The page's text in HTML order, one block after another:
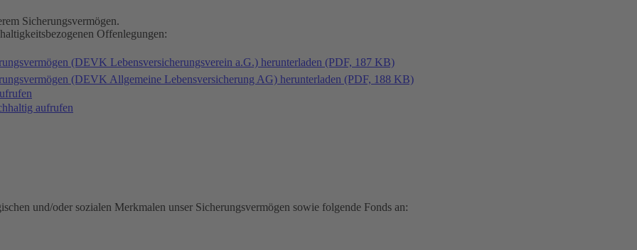
Sicherungsvermögen.
Offenlegungen:
(DEVK Lebensversicherungsverein a.G.) herunterladen (PDF, 187 KB)
(DEVK Allgemeine Lebensversicherung AG) herunterladen (PDF, 188 KB)
aufrufen
und/oder sozialen Merkmalen unser Sicherungsvermögen sowie folgende Fonds an: